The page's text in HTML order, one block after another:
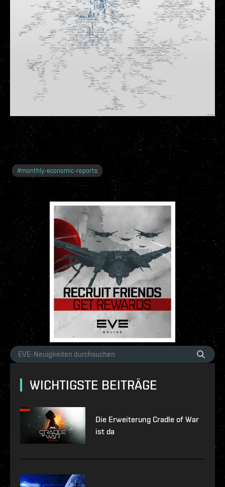
#monthly-economic-reports
WICHTIGSTE BEITRÄGE
Die Erweiterung Cradle of War
ist da